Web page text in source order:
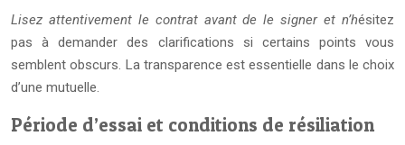
Lisez attentivement le contrat avant de le signer et n’hésitez
pas à demander des clarifications si certains points vous
semblent obscurs. La transparence est essentielle dans le choix
d’une mutuelle.
Période d’essai et conditions de résiliation